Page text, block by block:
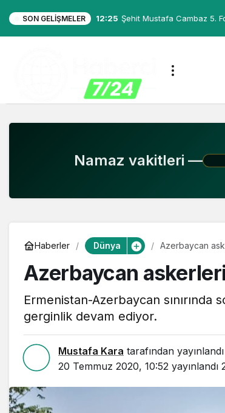
SON GELIŞMELER 12:25 Şehit Mustafa Cambaz 5.
Namaz vakitleri —
Haberler Dünya Azerbaycan
Azerbaycan
Ermenistan-Azerbaycan
gerginlik devam ediyor.
Mustafa Kara tarafından yayınlandı
20 Temmuz 2020, 10:52 yayınlandı